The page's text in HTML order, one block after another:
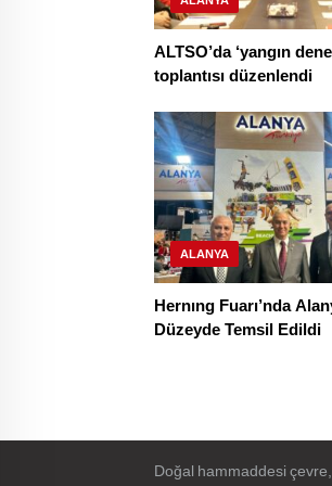
ALTSO’da ‘yangın denetim’
toplantısı düzenlendi
ALANYA
Hernıng Fuarı’nda
Düzeyde Temsil Edildi
Doğal hammaddesi